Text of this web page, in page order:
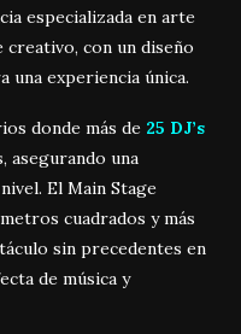
especializada en arte
creativo, con un diseño
una experiencia única.
donde más de 25 DJ’s
asegurando una
El Main Stage
cuadrados y más
sin precedentes en
de música y